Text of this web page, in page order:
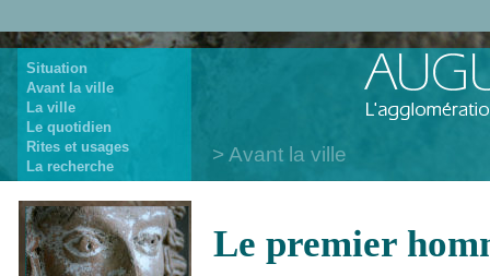
Situation
Avant la ville
La ville
Le quotidien
Rites et usages
La recherche
Avant la ville
Le premier